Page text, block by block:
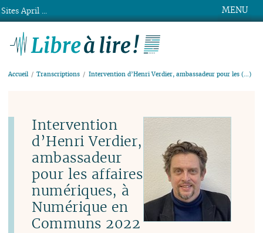
MENU
Accueil Transcriptions Intervention d’Henri Verdier, ambassadeur pour les (…)
Intervention
d’Henri Verdier,
ambassadeur
pour les affaires
numériques, à
Numérique en
Communs 2022
Sites April ...